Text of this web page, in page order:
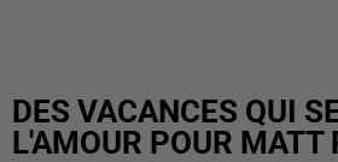
DES VACANCES QUI
L'AMOUR POUR MATT